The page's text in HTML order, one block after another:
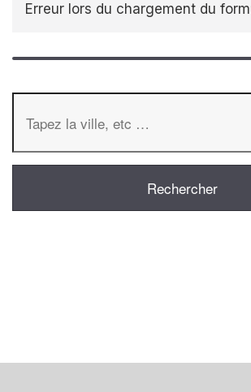
Erreur lors du chargement du